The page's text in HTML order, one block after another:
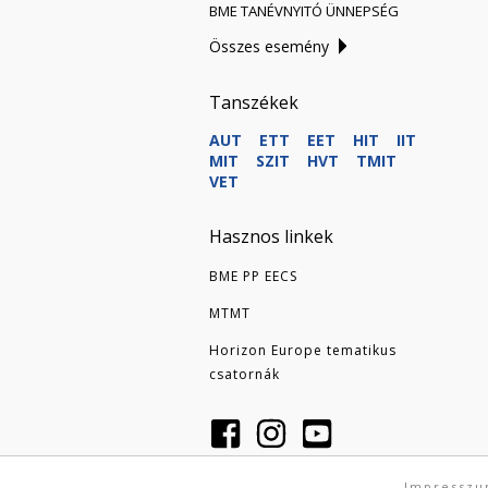
BME TANÉVNYITÓ ÜNNEPSÉG
Összes esemény
Tanszékek
AUT ETT EET HIT
IIT
MIT
SZIT HVT
TMIT
VET
Hasznos linkek
BME PP EECS
MTMT
Horizon Europe tematikus
csatornák